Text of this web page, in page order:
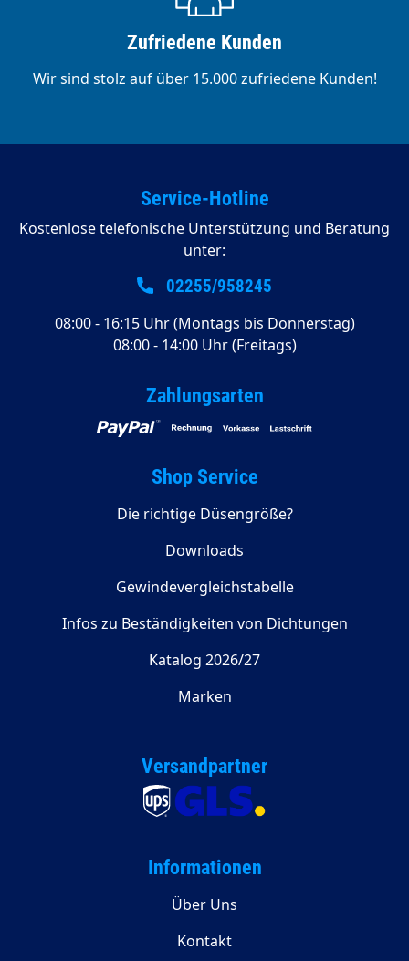
Zufriedene Kunden
Wir sind stolz auf über 15.000 zufriedene Kunden!
Service-Hotline
Kostenlose telefonische Unterstützung und Beratung
unter:
02255/958245
08:00 - 16:15 Uhr (Montags bis Donnerstag)
08:00 - 14:00 Uhr (Freitags)
Zahlungsarten
Shop Service
Die richtige Düsengröße?
Downloads
Gewindevergleichstabelle
Infos zu Beständigkeiten von Dichtungen
Katalog 2026/27
Marken
Versandpartner
Informationen
Über Uns
Kontakt